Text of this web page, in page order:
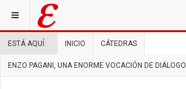
ESTÁ AQUÍ: INICIO CÁTEDRAS
ENZO PAGANI, UNA ENORME VOCACIÓN DE DIÁLOGO